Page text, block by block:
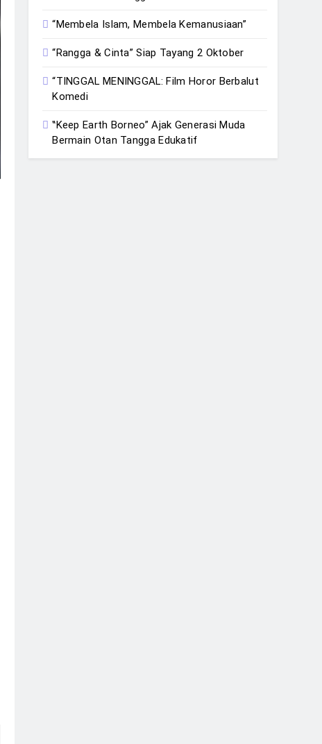
“Membela Islam, Membela Kemanusiaan”
“Rangga & Cinta” Siap Tayang 2 Oktober
“TINGGAL MENINGGAL: Film Horor Berbalut
Komedi
‟Keep Earth Borneo” Ajak Generasi Muda
Bermain Otan Tangga Edukatif